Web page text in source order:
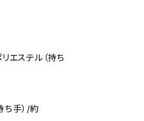
エステル（持ち
手）/約